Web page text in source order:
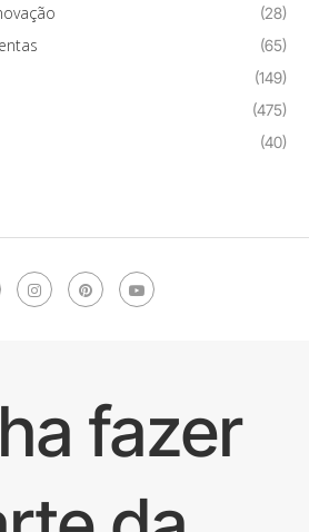
(28)
(65)
(149)
(475)
(40)
fazer